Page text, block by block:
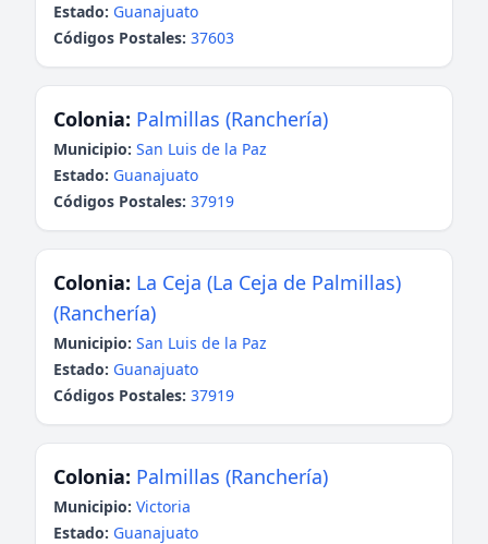
Estado: Guanajuato
Códigos Postales: 37603
Colonia: Palmillas (Ranchería)
Municipio: San Luis de la Paz
Estado: Guanajuato
Códigos Postales: 37919
Colonia: La Ceja (La Ceja de Palmillas)
(Ranchería)
Municipio: San Luis de la Paz
Estado: Guanajuato
Códigos Postales: 37919
Colonia: Palmillas (Ranchería)
Municipio: Victoria
Estado: Guanajuato